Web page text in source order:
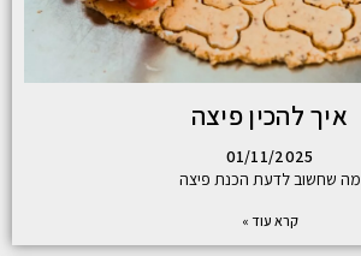
איך להכין פיצה
01/11/2025
מה שחשוב לדעת הכנת פיצה
קרא עוד »